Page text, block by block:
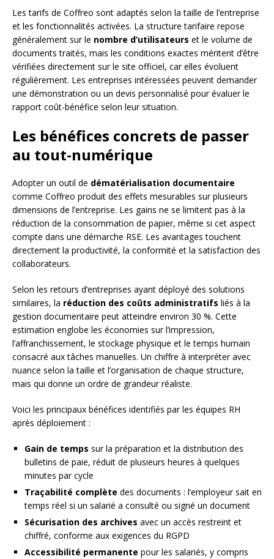
Les tarifs de Coffreo sont adaptés selon la taille de l’entreprise
et les fonctionnalités activées. La structure tarifaire repose
généralement sur le nombre d’utilisateurs et le volume de
documents traités, mais les conditions exactes méritent d’être
vérifiées directement sur le site officiel, car elles évoluent
régulièrement. Les entreprises intéressées peuvent demander
une démonstration ou un devis personnalisé pour évaluer le
rapport coût-bénéfice selon leur situation.
Les bénéfices concrets de passer
au tout-numérique
Adopter un outil de dématérialisation documentaire
comme Coffreo produit des effets mesurables sur plusieurs
dimensions de l’entreprise. Les gains ne se limitent pas à la
réduction de la consommation de papier, même si cet aspect
compte dans une démarche RSE. Les avantages touchent
directement la productivité, la conformité et la satisfaction des
collaborateurs.
Selon les retours d’entreprises ayant déployé des solutions
similaires, la réduction des coûts administratifs liés à la
gestion documentaire peut atteindre environ 30 %. Cette
estimation englobe les économies sur l’impression,
l’affranchissement, le stockage physique et le temps humain
consacré aux tâches manuelles. Un chiffre à interpréter avec
nuance selon la taille et l’organisation de chaque structure,
mais qui donne un ordre de grandeur réaliste.
Voici les principaux bénéfices identifiés par les équipes RH
après déploiement :
Gain de temps sur la préparation et la distribution des
bulletins de paie, réduit de plusieurs heures à quelques
minutes par cycle
Traçabilité complète des documents : l’employeur sait en
temps réel si un salarié a consulté ou signé un document
Sécurisation des archives avec un accès restreint et
chiffré, conforme aux exigences du RGPD
Accessibilité permanente pour les salariés, y compris